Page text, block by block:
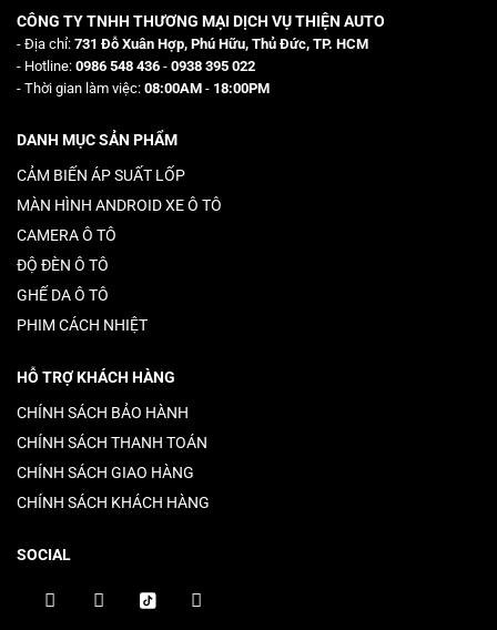
CÔNG TY TNHH THƯƠNG MẠI DỊCH VỤ THIỆN AUTO
- Địa chỉ: 731 Đỗ Xuân Hợp, Phú Hữu, Thủ Đức, TP. HCM
- Hotline: 0986 548 436 - 0938 395 022
- Thời gian làm việc: 08:00AM - 18:00PM
DANH MỤC SẢN PHẨM
CẢM BIẾN ÁP SUẤT LỐP
MÀN HÌNH ANDROID XE Ô TÔ
CAMERA Ô TÔ
ĐỘ ĐÈN Ô TÔ
GHẾ DA Ô TÔ
PHIM CÁCH NHIỆT
HỖ TRỢ KHÁCH HÀNG
CHÍNH SÁCH BẢO HÀNH
CHÍNH SÁCH THANH TOÁN
CHÍNH SÁCH GIAO HÀNG
CHÍNH SÁCH KHÁCH HÀNG
SOCIAL